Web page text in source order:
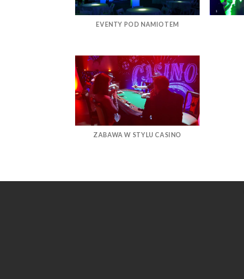
EVENTY POD NAMIOTEM
ZABAWA W STYLU CASINO